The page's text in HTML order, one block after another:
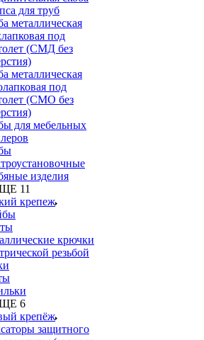
для труб
металлическая
под
(СМД без
металлическая
под
(СМО без
для мебельных
изделия
11
крепеж
крючки
резьбой
6
крепёж
защитного